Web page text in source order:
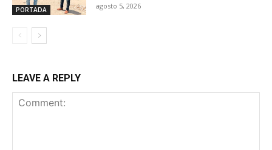
PORTADA agosto 5, 2026
LEAVE A REPLY